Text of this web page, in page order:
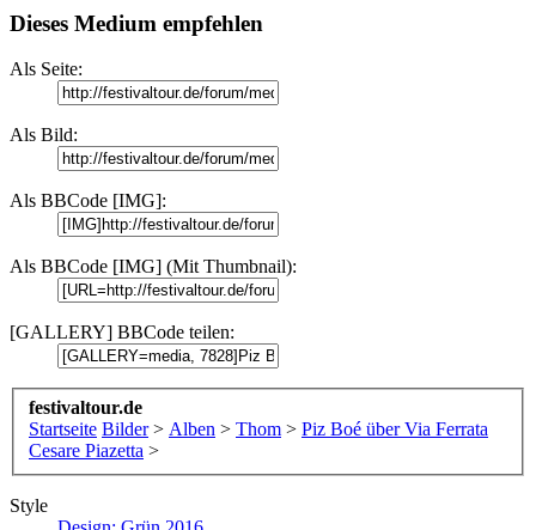
Dieses Medium empfehlen
Als Seite:
Als Bild:
Als BBCode [IMG]:
Als BBCode [IMG] (Mit Thumbnail):
[GALLERY] BBCode teilen:
festivaltour.de
Startseite Bilder > Alben > Thom > Piz Boé über Via Ferrata
Cesare Piazetta >
Style